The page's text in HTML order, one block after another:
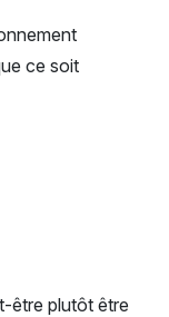
ce soit
être plutôt être